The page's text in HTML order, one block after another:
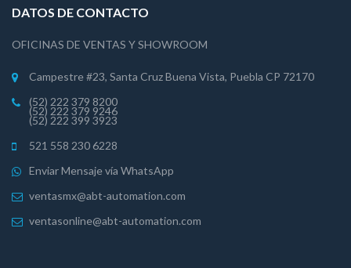
DATOS DE CONTACTO
OFICINAS DE VENTAS Y SHOWROOM
Campestre #23, Santa Cruz Buena Vista, Puebla CP 72170
(52) 222 379 8200
(52) 222 379 9246
(52) 222 399 3923
521 558 230 6228
Enviar Mensaje vía WhatsApp
ventasmx@abt-automation.com
ventasonline@abt-automation.com